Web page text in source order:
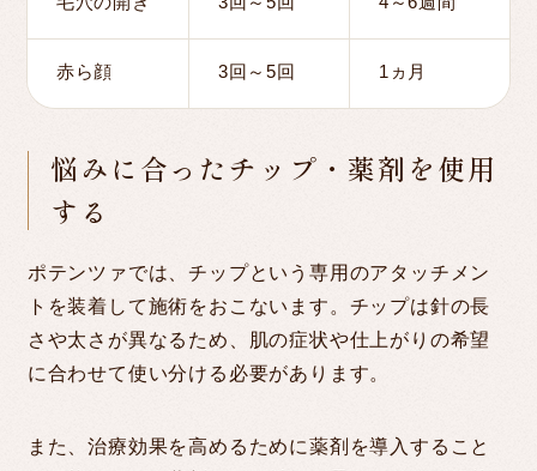
赤ら顔 3回～5回 1ヵ月
悩みに合ったチップ・薬剤を使用
する
ポテンツァでは、チップという専用のアタッチメン
トを装着して施術をおこないます。チップは針の長
さや太さが異なるため、肌の症状や仕上がりの希望
に合わせて使い分ける必要があります。
また、治療効果を高めるために薬剤を導入すること